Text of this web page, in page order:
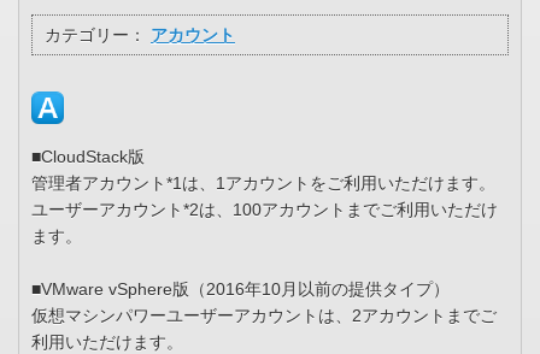
カテゴリー： アカウント
■CloudStack版
管理者アカウント*1は、1アカウントをご利用いただけます。
ユーザーアカウント*2は、100アカウントまでご利用いただけ
ます。
■VMware vSphere版（2016年10月以前の提供タイプ）
仮想マシンパワーユーザーアカウントは、2アカウントまでご
利用いただけます。